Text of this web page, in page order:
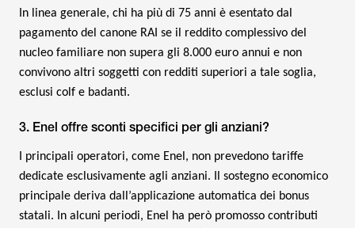
In linea generale, chi ha più di 75 anni è esentato dal
pagamento del canone RAI se il reddito complessivo del
nucleo familiare non supera gli 8.000 euro annui e non
convivono altri soggetti con redditi superiori a tale soglia,
esclusi colf e badanti.
3. Enel offre sconti specifici per gli anziani?
I principali operatori, come Enel, non prevedono tariffe
dedicate esclusivamente agli anziani. Il sostegno economico
principale deriva dall’applicazione automatica dei bonus
statali. In alcuni periodi, Enel ha però promosso contributi